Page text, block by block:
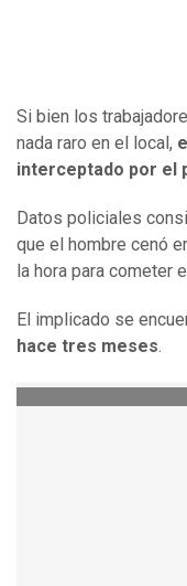
Si bien los
nada raro en el local,
interceptado por el
Datos policiales
que el hombre cenó
la hora para cometer
El implicado se
hace tres meses